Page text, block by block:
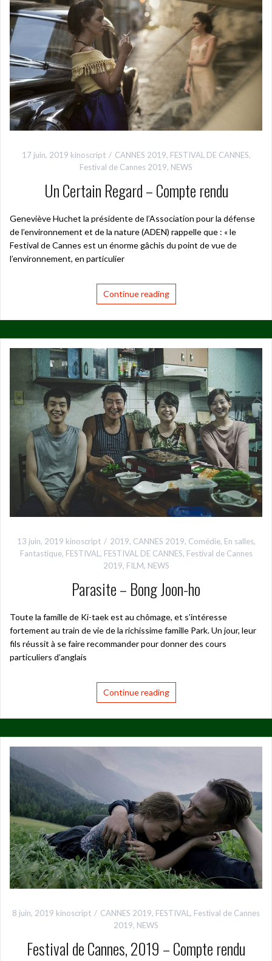
17 juin, 2019 kinoscript CANNES 2019, FESTIVAL DE CANNES,
Festival de Cannes 2019, NEWS
Un Certain Regard – Compte rendu
Geneviève Huchet la présidente de l’Association pour la défense
de l’environnement et de la nature (ADEN) rappelle que : « le
Festival de Cannes est un énorme gâchis du point de vue de
l’environnement, en particulier
Continue reading
13 juin, 2019 kinoscript 2019, CANNES 2019, Comédie, En salles,
Fantastique, FESTIVAL , FESTIVAL DE CANNES, Festival de Cannes
2019, FILM, NEWS
Parasite – Bong Joon-ho
Toute la famille de Ki-taek est au chômage, et s’intéresse
fortement au train de vie de la richissime famille Park. Un jour, leur
fils réussit à se faire recommander pour donner des cours
particuliers d’anglais
Continue reading
8 juin, 2019 kinoscript CANNES 2019, FESTIVAL , Festival de Cannes
2019, NEWS
Festival de Cannes, 2019 – Compte rendu